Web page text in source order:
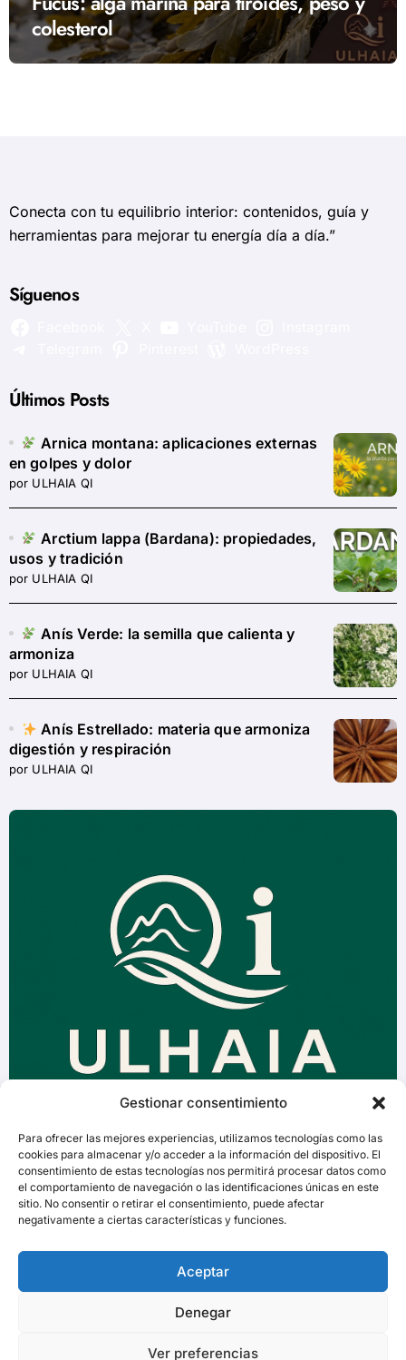
Gestionar consentimiento
Para ofrecer las mejores experiencias, utilizamos tecnologías como las
cookies para almacenar y/o acceder a la información del dispositivo. El
consentimiento de estas tecnologías nos permitirá procesar datos como
el comportamiento de navegación o las identificaciones únicas en este
sitio. No consentir o retirar el consentimiento, puede afectar
negativamente a ciertas características y funciones.
Aceptar
Denegar
Ver preferencias
colesterol
Conecta con tu equilibrio interior: contenidos, guía y
herramientas para mejorar tu energía día a día.”
Síguenos
Últimos Posts
Arnica montana: aplicaciones externas
en golpes y dolor
por ULHAIA QI
Arctium lappa (Bardana): propiedades,
usos y tradición
por ULHAIA QI
Anís Verde: la semilla que calienta y
armoniza
por ULHAIA QI
Anís Estrellado: materia que armoniza
digestión y respiración
por ULHAIA QI